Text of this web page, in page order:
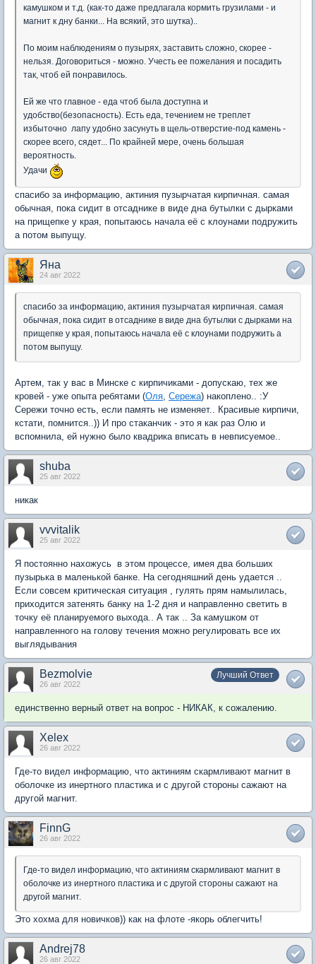
камушком и т.д. (как-то даже предлагала кормить грузилами - и
магнит к дну банки... На всякий, это шутка)..
По моим наблюдениям о пузырях, заставить сложно, скорее -
нельзя. Договориться - можно. Учесть ее пожелания и посадить
так, чтоб ей понравилось.
Ей же что главное - еда чтоб была доступна и
удобство(безопасность). Есть еда, течением не треплет
избыточно лапу удобно засунуть в щель-отверстие-под камень -
скорее всего, сядет... По крайней мере, очень большая
вероятность.
Удачи
спасибо за информацию, актиния пузырчатая кирпичная. самая
обычная, пока сидит в отсаднике в виде дна бутылки с дырками
на прищепке у края, попытаюсь начала её с клоунами подружить
а потом выпущу.
Яна
24 авг 2022
спасибо за информацию, актиния пузырчатая кирпичная. самая
обычная, пока сидит в отсаднике в виде дна бутылки с дырками на
прищепке у края, попытаюсь начала её с клоунами подружить а
потом выпущу.
Артем, так у вас в Минске с кирпичиками - допускаю, тех же
кровей - уже опыта ребятами (Оля, Сережа) накоплено.. :У
Сережи точно есть, если память не изменяет.. Красивые кирпичи,
кстати, помнится..)) И про стаканчик - это я как раз Олю и
вспомнила, ей нужно было квадрика вписать в невписуемое..
shuba
25 авг 2022
никак
vvvitalik
25 авг 2022
Я постоянно нахожусь в этом процессе, имея два больших
пузырька в маленькой банке. На сегодняшний день удается ..
Если совсем критическая ситуация , гулять прям намылилась,
приходится затенять банку на 1-2 дня и направленно светить в
точку её планируемого выхода.. А так .. За камушком от
направленного на голову течения можно регулировать все их
выглядывания
Лучший Ответ
Bezmolvie
26 авг 2022
единственно верный ответ на вопрос - НИКАК, к сожалению.
Xelex
26 авг 2022
Где-то видел информацию, что актиниям скармливают магнит в
оболочке из инертного пластика и с другой стороны сажают на
другой магнит.
FinnG
26 авг 2022
Где-то видел информацию, что актиниям скармливают магнит в
оболочке из инертного пластика и с другой стороны сажают на
другой магнит.
Это хохма для новичков)) как на флоте -якорь облегчить!
Andrej78
26 авг 2022